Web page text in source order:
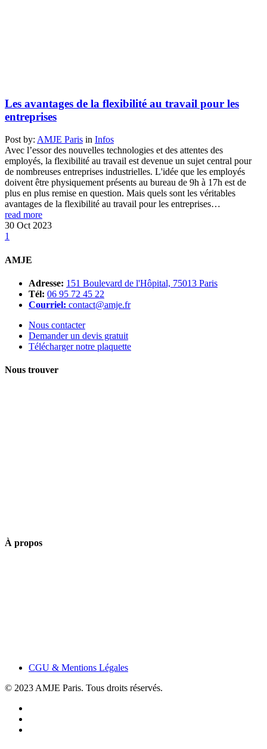
Les avantages de la flexibilité au travail pour les
entreprises
Post by: AMJE Paris in Infos
Avec l’essor des nouvelles technologies et des attentes des
employés, la flexibilité au travail est devenue un sujet central pour
de nombreuses entreprises industrielles. L'idée que les employés
doivent être physiquement présents au bureau de 9h à 17h est de
plus en plus remise en question. Mais quels sont les véritables
avantages de la flexibilité au travail pour les entreprises…
read more
30 Oct 2023
1
AMJE
Adresse: 151 Boulevard de l'Hôpital, 75013 Paris
Tél: 06 95 72 45 22
Courriel: contact@amje.fr
Nous contacter
Demander un devis gratuit
Télécharger notre plaquette
Nous trouver
À propos
CGU & Mentions Légales
© 2023 AMJE Paris. Tous droits réservés.